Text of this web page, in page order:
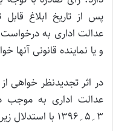
پس از تاریخ ابلاغ
عدالت اداری به
و یا نماینده قانونی آنها
3؍5؍1396 با استدلال زیر چنین رأیی صادر کرده است: